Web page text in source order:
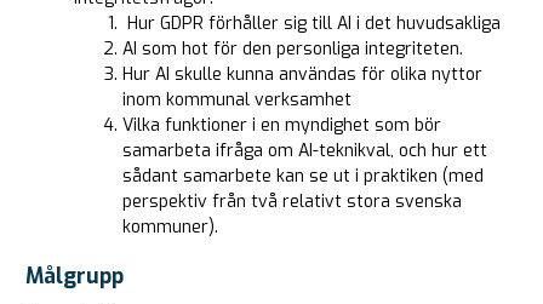
Hur GDPR förhåller sig till AI i det huvudsakliga
AI som hot för den personliga integriteten.
Hur AI skulle kunna användas för olika nyttor
inom kommunal verksamhet
Vilka funktioner i en myndighet som bör
samarbeta ifråga om AI-teknikval, och hur ett
sådant samarbete kan se ut i praktiken (med
perspektiv från två relativt stora svenska
kommuner).
Målgrupp